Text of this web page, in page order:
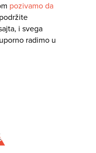
pozivamo da
i svega
radimo u